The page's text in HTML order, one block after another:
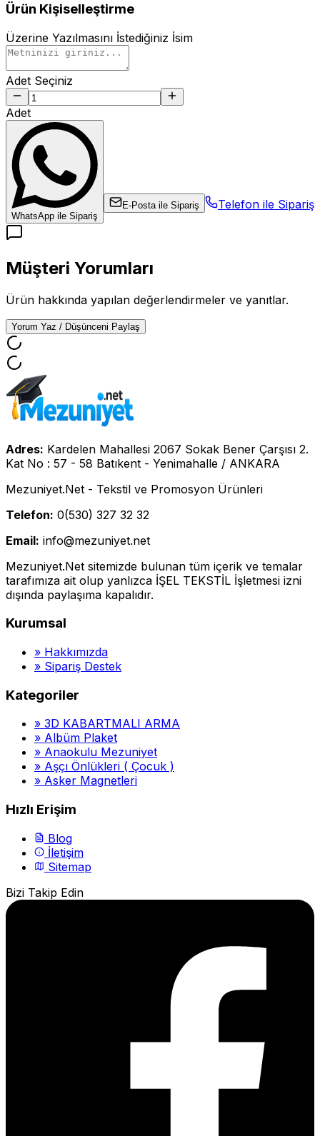
Ürün Kişiselleştirme
Üzerine Yazılmasını İstediğiniz İsim
Adet Seçiniz
Adet
WhatsApp ile Sipariş
E-Posta ile Sipariş Telefon ile Sipariş
Müşteri Yorumları
Ürün hakkında yapılan değerlendirmeler ve yanıtlar.
Yorum Yaz / Düşünceni Paylaş
Adres: Kardelen Mahallesi 2067 Sokak Bener Çarşısı 2.
Kat No : 57 - 58 Batıkent - Yenimahalle / ANKARA
Mezuniyet.Net - Tekstil ve Promosyon Ürünleri
Telefon: 0(530) 327 32 32
Email: info@mezuniyet.net
Mezuniyet.Net sitemizde bulunan tüm içerik ve temalar
tarafımıza ait olup yanlızca İŞEL TEKSTİL İşletmesi izni
dışında paylaşıma kapalıdır.
Kurumsal
» Hakkımızda
» Sipariş Destek
Kategoriler
» 3D KABARTMALI ARMA
» Albüm Plaket
» Anaokulu Mezuniyet
» Aşçı Önlükleri ( Çocuk )
» Asker Magnetleri
Hızlı Erişim
Blog
İletişim
Sitemap
Bizi Takip Edin